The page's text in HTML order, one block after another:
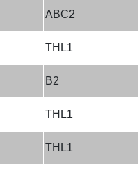
ABC2
THL1
B2
THL1
THL1